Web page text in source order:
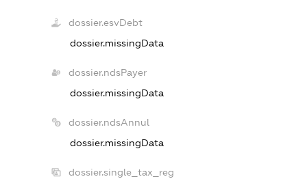
dossier.esvDebt
dossier.missingData
dossier.ndsPayer
dossier.missingData
dossier.ndsAnnul
dossier.missingData
dossier.single_tax_reg